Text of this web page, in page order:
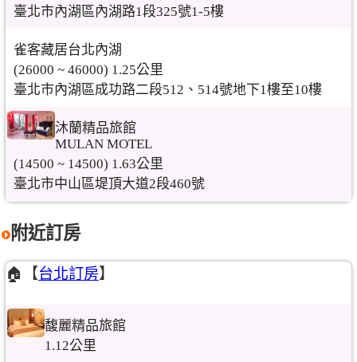
臺北市內湖區內湖路1段325號1-5樓
雀客藏居台北內湖
(26000 ~ 46000) 1.25公里
臺北市內湖區成功路二段512、514號地下1樓至10樓
沐蘭精品旅館
MULAN MOTEL
(14500 ~ 14500) 1.63公里
臺北市中山區堤頂大道2段460號
附近訂房
🏠【台北訂房】
馥麗精品旅館
1.12公里